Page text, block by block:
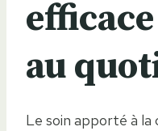
au
Le soin apporté à